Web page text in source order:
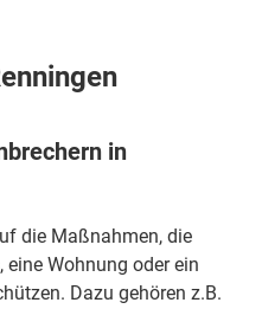
in
die Maßnahmen, die
Wohnung oder ein
Dazu gehören z.B.